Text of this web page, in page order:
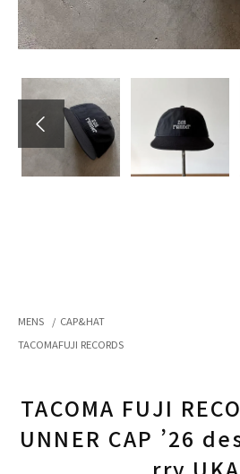
MENS / CAP&HAT
TACOMAFUJI RECORDS
TACOMA FUJI
UNNER CAP ’26